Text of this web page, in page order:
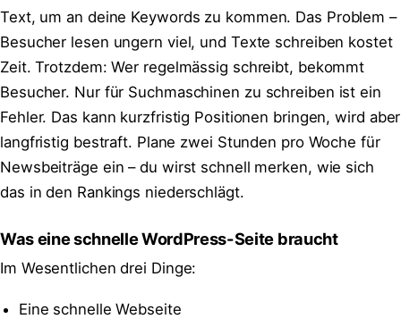
Text, um an deine Keywords zu kommen. Das Problem –
Besucher lesen ungern viel, und Texte schreiben kostet
Zeit. Trotzdem: Wer regelmässig schreibt, bekommt
Besucher. Nur für Suchmaschinen zu schreiben ist ein
Fehler. Das kann kurzfristig Positionen bringen, wird aber
langfristig bestraft. Plane zwei Stunden pro Woche für
Newsbeiträge ein – du wirst schnell merken, wie sich
das in den Rankings niederschlägt.
Was eine schnelle WordPress-Seite braucht
Im Wesentlichen drei Dinge:
Eine schnelle Webseite